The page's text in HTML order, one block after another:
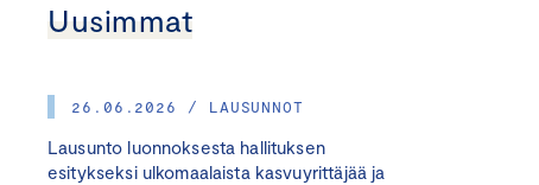
Uusimmat
26.06.2026 / LAUSUNNOT
Lausunto luonnoksesta hallituksen
esitykseksi ulkomaalaista kasvuyrittäjää ja